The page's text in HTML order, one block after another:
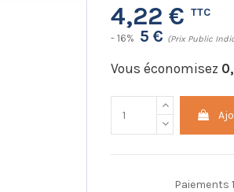
4,22 € TTC
- 16% 5 € (Prix Public
Vous économisez
Paiements